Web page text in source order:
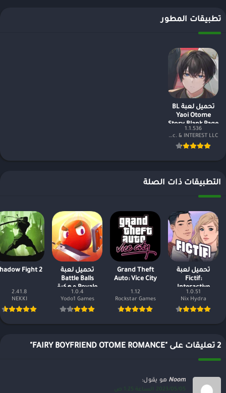
تطبيقات المطور
تحميل لعبة BL
Yaoi Otome
Story Blank Page
مهكرة وكاملة
2024
1.1.536
COMINO Inc. & INTEREST LLC.
التطبيقات ذات الصلة
تحميل لعبة
Fictif:
Interactive
مهكرة وكاملة
2023
1.0.51
Nix Hydra
Grand Theft
Auto: Vice City
1.12
Rockstar Games
تحميل لعبة
Battle Balls
Royale مهكرة
جواهر وأموال
غير محدودة
1.0.4
Yodo1 Games
Fight 2
2.41.8
NEKKI
2 تعليقات على "FAIRY BOYFRIEND OTOME ROMANCE"
Noom هو يقول:
2023/05/05 الساعة 1:25 ص